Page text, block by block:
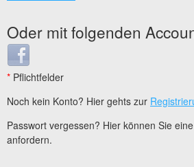
Oder mit folgenden
Login with Facebook
* Pflichtfelder
Noch kein Konto? Hier gehts zur
Passwort vergessen? Hier können Sie
anfordern.